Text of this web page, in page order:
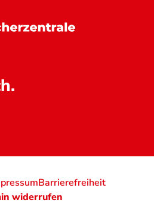
Barrierefreiheit
widerrufen